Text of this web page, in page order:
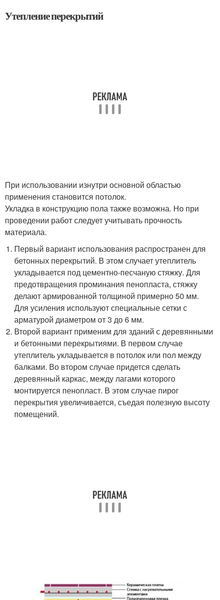
Утепление перекрытий
При использовании изнутри основной областью
применения становится потолок.
Укладка в конструкцию пола также возможна. Но при
проведении работ следует учитывать прочность
материала.
Первый вариант использования распространен для
бетонных перекрытий. В этом случает утеплитель
укладывается под цементно-песчаную стяжку. Для
предотвращения проминания пенопласта, стяжку
делают армированной толщиной примерно 50 мм.
Для усиления используют специальные сетки с
арматурой диаметром от 3 до 6 мм.
Второй вариант применим для зданий с деревянными
и бетонными перекрытиями. В первом случае
утеплитель укладывается в потолок или пол между
балками. Во втором случае придется сделать
деревянный каркас, между лагами которого
монтируется пенопласт. В этом случае пирог
перекрытия увеличивается, съедая полезную высоту
помещений.